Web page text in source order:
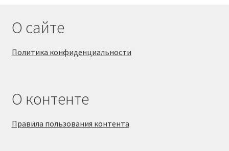
О сайте
Политика конфиденциальности
О контенте
Правила пользования контента